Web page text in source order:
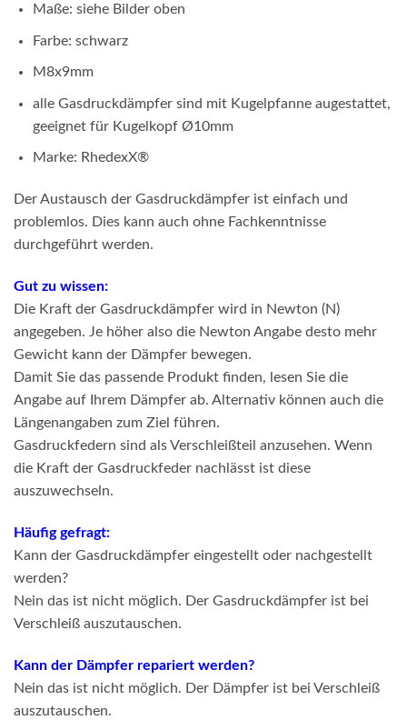
Maße: siehe Bilder oben
Farbe: schwarz
M8x9mm
alle Gasdruckdämpfer sind mit Kugelpfanne augestattet,
geeignet für Kugelkopf Ø10mm
Marke: RhedexX®
Der Austausch der Gasdruckdämpfer ist einfach und
problemlos. Dies kann auch ohne Fachkenntnisse
durchgeführt werden.
Gut zu wissen:
Die Kraft der Gasdruckdämpfer wird in Newton (N)
angegeben. Je höher also die Newton Angabe desto mehr
Gewicht kann der Dämpfer bewegen.
Damit Sie das passende Produkt finden, lesen Sie die
Angabe auf Ihrem Dämpfer ab. Alternativ können auch die
Längenangaben zum Ziel führen.
Gasdruckfedern sind als Verschleißteil anzusehen. Wenn
die Kraft der Gasdruckfeder nachlässt ist diese
auszuwechseln.
Häufig gefragt:
Kann der Gasdruckdämpfer eingestellt oder nachgestellt
werden?
Nein das ist nicht möglich. Der Gasdruckdämpfer ist bei
Verschleiß auszutauschen.
Kann der Dämpfer repariert werden?
Nein das ist nicht möglich. Der Dämpfer ist bei Verschleiß
auszutauschen.